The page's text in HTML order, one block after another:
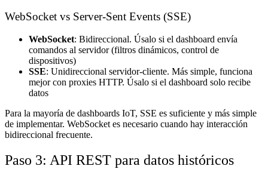
WebSocket vs Server-Sent Events (SSE)
WebSocket: Bidireccional. Úsalo si el dashboard envía
comandos al servidor (filtros dinámicos, control de
dispositivos)
SSE: Unidireccional servidor-cliente. Más simple, funciona
mejor con proxies HTTP. Úsalo si el dashboard solo recibe
datos
Para la mayoría de dashboards IoT, SSE es suficiente y más simple
de implementar. WebSocket es necesario cuando hay interacción
bidireccional frecuente.
Paso 3: API REST para datos históricos